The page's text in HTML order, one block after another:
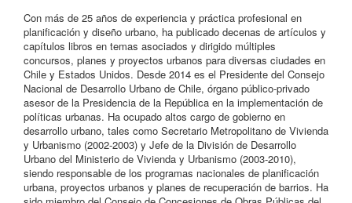
Con más de 25 años de experiencia y práctica profesional en
planificación y diseño urbano, ha publicado decenas de artículos y
capítulos libros en temas asociados y dirigido múltiples
concursos, planes y proyectos urbanos para diversas ciudades en
Chile y Estados Unidos. Desde 2014 es el Presidente del Consejo
Nacional de Desarrollo Urbano de Chile, órgano público-privado
asesor de la Presidencia de la República en la implementación de
políticas urbanas. Ha ocupado altos cargo de gobierno en
desarrollo urbano, tales como Secretario Metropolitano de Vivienda
y Urbanismo (2002-2003) y Jefe de la División de Desarrollo
Urbano del Ministerio de Vivienda y Urbanismo (2003-2010),
siendo responsable de los programas nacionales de planificación
urbana, proyectos urbanos y planes de recuperación de barrios. Ha